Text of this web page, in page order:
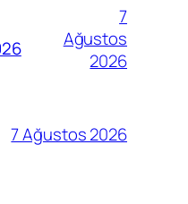
7
Ağustos
2026
7 Ağustos 2026